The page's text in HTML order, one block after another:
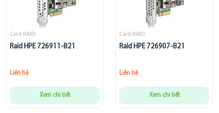
Card RAID
Raid HPE 726911-B21
Liên hệ
Xem chi tiết
Card RAID
Raid HPE 726907-B21
Liên hệ
Xem chi tiết